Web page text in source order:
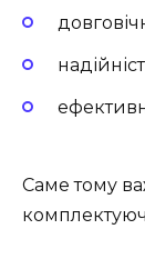
Саме тому